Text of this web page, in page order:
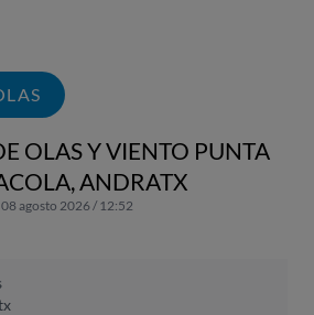
OLAS Y VIENTO PUNTA
ANDRATX
08 agosto 2026 / 12:52